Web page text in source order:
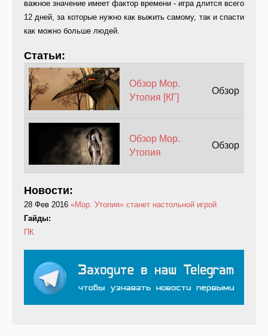
важное значение имеет фактор времени - игра длится всего
12 дней, за которые нужно как выжить самому, так и спасти
как можно больше людей.
Статьи:
Обзор Мор.
Утопия [КГ]
Обзор
Обзор Мор.
Утопия
Обзор
Новости:
28 Фев 2016 «Мор. Утопия» станет настольной игрой
Гайды:
ПК